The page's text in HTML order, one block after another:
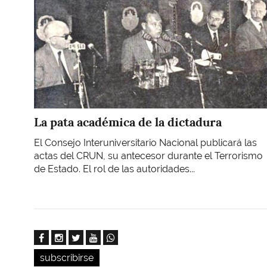
La pata académica de la dictadura
El Consejo Interuniversitario Nacional publicará las
actas del CRUN, su antecesor durante el Terrorismo
de Estado. El rol de las autoridades...
subscribirse